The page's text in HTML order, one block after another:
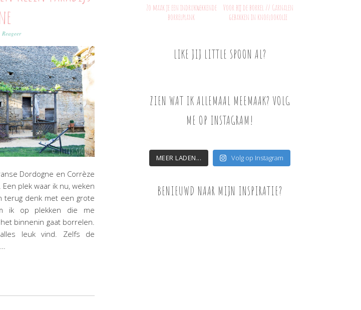
Reageer
Dordogne en Corrèze
Een plek waar ik nu, weken
terug denk met een grote
ik op plekken die me
binnenin gaat borrelen.
leuk vind. Zelfs de
Zo maak je een indrukwekkende
borrelplank
Voor bij de borrel // Garnalen
gebakken in knoflookolie
LIKE JIJ LITTLE SPOON AL?
ZIEN WAT IK ALLEMAAL MEEMAAK? VOLG
ME OP INSTAGRAM!
MEER LADEN... Volg op Instagram
BENIEUWD NAAR MIJN INSPIRATIE?